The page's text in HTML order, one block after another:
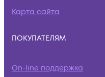
Карта сайта
ПОКУПАТЕЛЯМ
On-line поддержка